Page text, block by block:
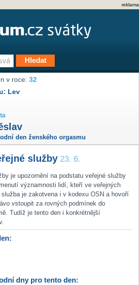
reklama
v roce:32
Lev
den ženského orgasmu
služby 23. 6.
je upozornění na podstatu veřejné služby
významnosti lidí, kteří ve veřejných
je zakotvena i v kodexu OSN a hovoří
vstoupit za rovných podmínek do
Tudíž je tento den i konkrétnější
dny pro tento den: